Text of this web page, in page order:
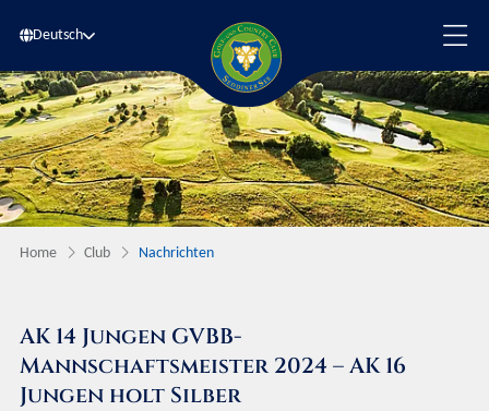
Deutsch
Home Club Nachrichten
AK 14 Jungen GVBB-
Mannschaftsmeister 2024 – AK 16
Jungen holt Silber